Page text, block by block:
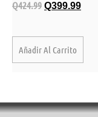
Q424.99 Q399.99
Añadir Al Carrito